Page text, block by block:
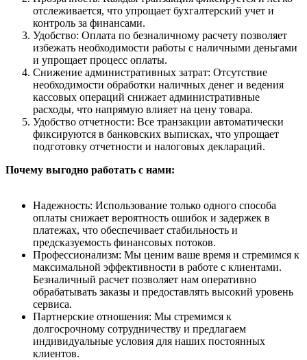
отслеживается, что упрощает бухгалтерский учет и
контроль за финансами.
Удобство: Оплата по безналичному расчету позволяет
избежать необходимости работы с наличными деньгами
и упрощает процесс оплаты.
Снижение административных затрат: Отсутствие
необходимости обработки наличных денег и ведения
кассовых операций снижает административные
расходы, что напрямую влияет на цену товара.
Удобство отчетности: Все транзакции автоматически
фиксируются в банковских выписках, что упрощает
подготовку отчетности и налоговых деклараций.
Почему выгодно работать с нами:
Надежность: Использование только одного способа
оплаты снижает вероятность ошибок и задержек в
платежах, что обеспечивает стабильность и
предсказуемость финансовых потоков.
Профессионализм: Мы ценим ваше время и стремимся к
максимальной эффективности в работе с клиентами.
Безналичный расчет позволяет нам оперативно
обрабатывать заказы и предоставлять высокий уровень
сервиса.
Партнерские отношения: Мы стремимся к
долгосрочному сотрудничеству и предлагаем
индивидуальные условия для наших постоянных
клиентов.